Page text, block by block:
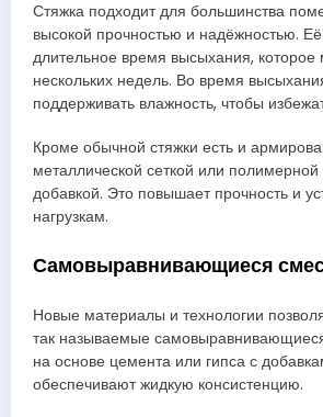
Стяжка подходит для большинства
высокой прочностью и надёжностью.
длительное время высыхания, которое
нескольких недель. Во время
поддерживать влажность, чтобы
Кроме обычной стяжки есть и
металлической сеткой или
добавкой. Это повышает прочность и
нагрузкам.
Самовыравнивающиеся
Новые материалы и технологии
так называемые
на основе цемента или гипса с
обеспечивают жидкую консистенцию.